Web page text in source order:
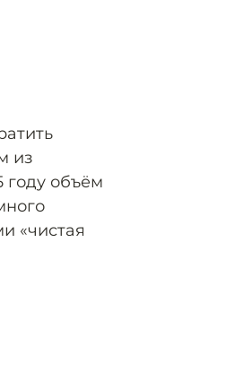
из
году объём
«чистая